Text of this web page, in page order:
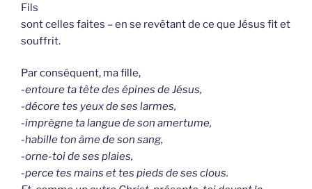
Fils
sont celles faites – en se revêtant de ce que Jésus fit et
souffrit.
Par conséquent, ma fille,
-entoure ta tête des épines de Jésus,
-décore tes yeux de ses larmes,
-imprègne ta langue de son amertume,
-habille ton âme de son sang,
-orne-toi de ses plaies,
-perce tes mains et tes pieds de ses clous.